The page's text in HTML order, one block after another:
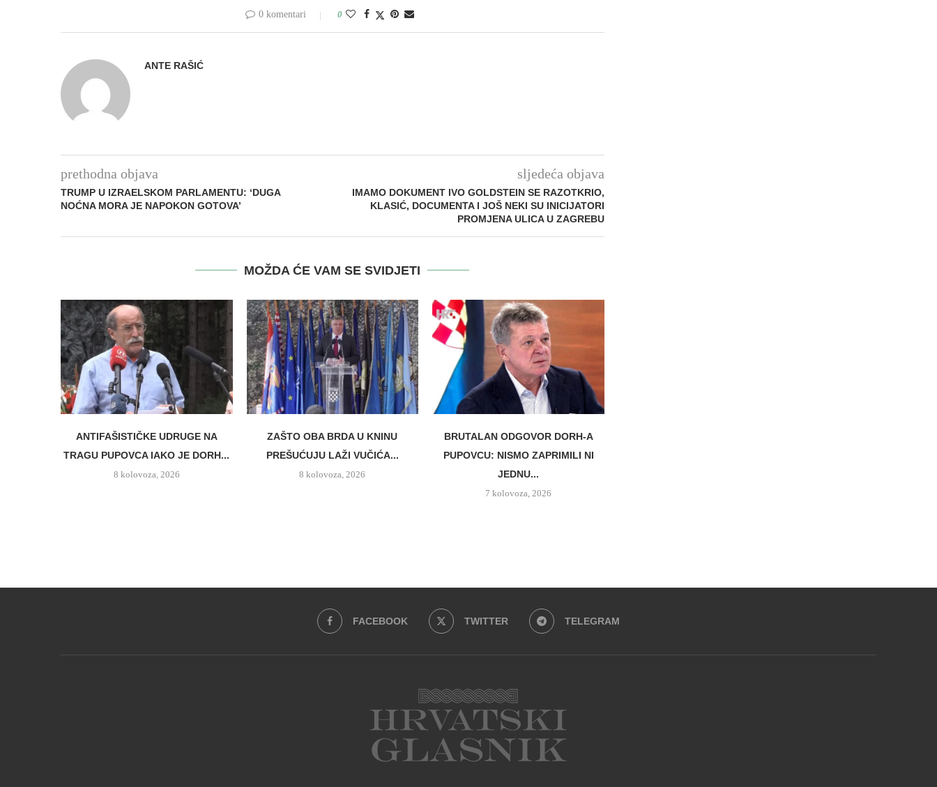
0 komentari 0
ANTE RAŠIĆ
prethodna objava
TRUMP U IZRAELSKOM PARLAMENTU: ‘DUGA
NOĆNA MORA JE NAPOKON GOTOVA’
sljedeća objava
IMAMO DOKUMENT IVO GOLDSTEIN SE RAZOTKRIO,
KLASIĆ, DOCUMENTA I JOŠ NEKI SU INICIJATORI
PROMJENA ULICA U ZAGREBU
MOŽDA ĆE VAM SE SVIDJETI
ANTIFAŠISTIČKE UDRUGE NA
TRAGU PUPOVCA IAKO JE DORH...
8 kolovoza, 2026
ZAŠTO OBA BRDA U KNINU
PREŠUĆUJU LAŽI VUČIĆA...
8 kolovoza, 2026
BRUTALAN ODGOVOR DORH-A
PUPOVCU: NISMO ZAPRIMILI NI
JEDNU...
7 kolovoza, 2026
FACEBOOK TWITTER TELEGRAM